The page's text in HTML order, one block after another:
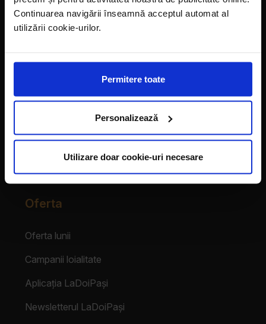
Continuarea navigării înseamnă acceptul automat al
utilizării cookie-urilor.
Permitere toate
Personalizează
Utilizare doar cookie-uri necesare
Hora reciclării
Contact
Franciza LaDoiPași
Login Partener
Oferta
Oferta lunii
Campanii loialitate
Aplicația LaDoiPași
Newsletterul LaDoiPași